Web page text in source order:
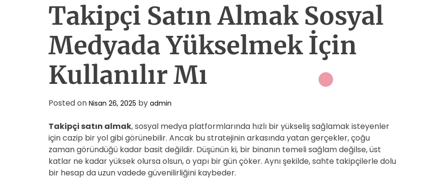
Takipçi Satın Almak Sosyal
Medyada Yükselmek İçin
Kullanılır Mı
Posted on Nisan 26, 2025 by admin
Takipçi satın almak, sosyal medya platformlarında hızlı bir yükseliş sağlamak isteyenler
için cazip bir yol gibi görünebilir. Ancak bu stratejinin arkasında yatan gerçekler, çoğu
zaman göründüğü kadar basit değildir. Düşünün ki, bir binanın temeli sağlam değilse, üst
katlar ne kadar yüksek olursa olsun, o yapı bir gün çöker. Aynı şekilde, sahte takipçilerle dolu
bir hesap da uzun vadede güvenilirliğini kaybeder.